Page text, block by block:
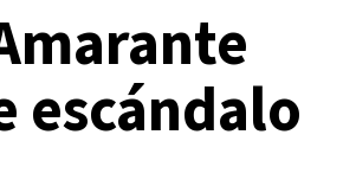
escándalo